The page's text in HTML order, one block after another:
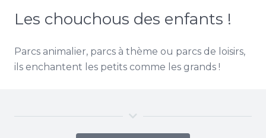
Les chouchous des enfants !
Parcs animalier, parcs à thème ou parcs de loisirs,
ils enchantent les petits comme les grands !